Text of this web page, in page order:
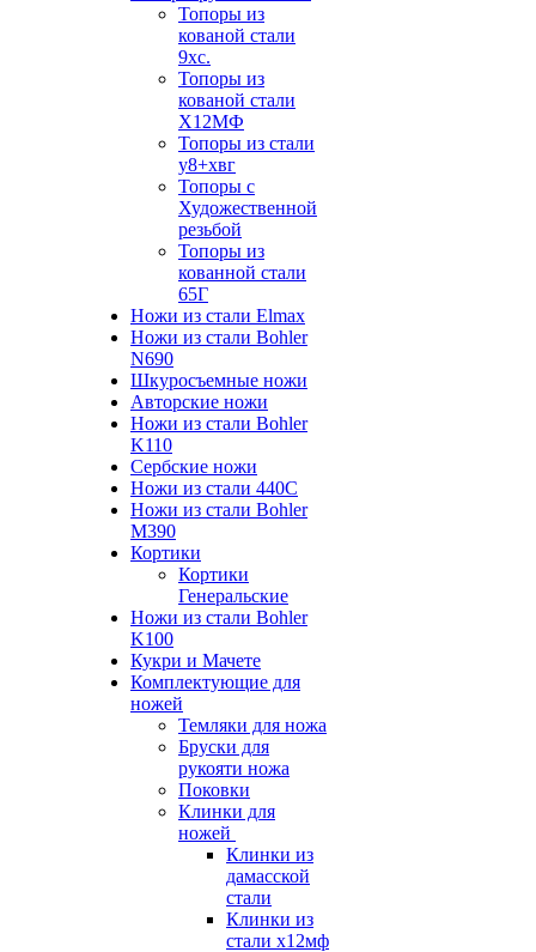
Топоры из
кованой стали
9хс.
Топоры из
кованой стали
Х12МФ
Топоры из стали
у8+хвг
Топоры с
Художественной
резьбой
Топоры из
кованной стали
65Г
Ножи из стали Elmax
Ножи из стали Bohler
N690
Шкуросъемные ножи
Авторские ножи
Ножи из стали Bohler
K110
Сербские ножи
Ножи из стали 440С
Ножи из стали Bohler
M390
Кортики
Кортики
Генеральские
Ножи из стали Bohler
K100
Кукри и Мачете
Комплектующие для
ножей
Темляки для ножа
Бруски для
рукояти ножа
Поковки
Клинки для
ножей
Клинки из
дамасской
стали
Клинки из
стали х12мф